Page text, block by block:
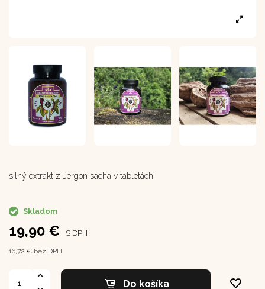
silný extrakt z Jergon sacha v tabletách
Skladom
19,90 € S DPH
16,72 € bez DPH
Do košíka